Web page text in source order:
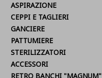
ASPIRAZIONE
CEPPI E TAGLIERI
GANCIERE
PATTUMIERE
STERILIZZATORI
ACCESSORI
RETRO BANCHI "MAGNUM"